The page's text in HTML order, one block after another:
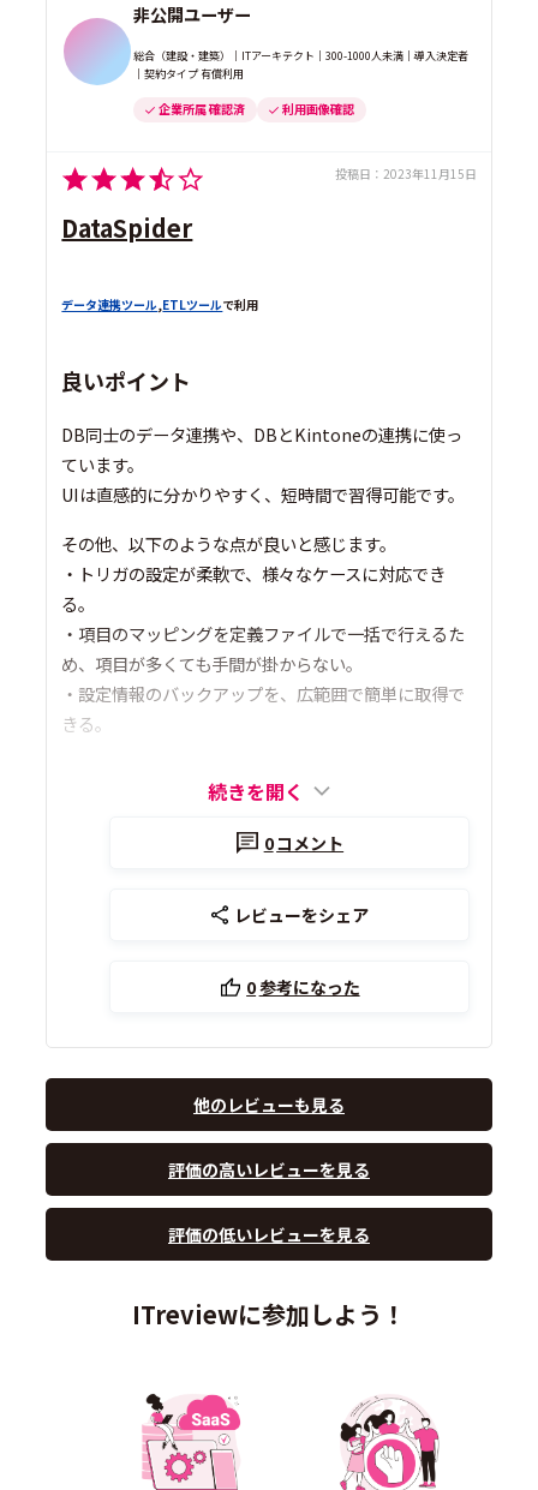
非公開ユーザー
総合（建設・建築）｜ITアーキテクト｜300-1000人未満｜導入決定者
｜契約タイプ 有償利用
企業所属 確認済 利用画像確認
投稿日： 2023年11月15日
DataSpider
データ連携ツール ,ETLツールで利用
良いポイント
DB同士のデータ連携や、DBとKintoneの連携に使っ
ています。
UIは直感的に分かりやすく、短時間で習得可能です。
その他、以下のような点が良いと感じます。
・トリガの設定が柔軟で、様々なケースに対応でき
る。
・項目のマッピングを定義ファイルで一括で行えるた
め、項目が多くても手間が掛からない。
・設定情報のバックアップを、広範囲で簡単に取得で
きる。
続きを開く
0コメント
レビューをシェア
0参考になった
他のレビューも見る
評価の高いレビューを見る
評価の低いレビューを見る
ITreviewに参加しよう！